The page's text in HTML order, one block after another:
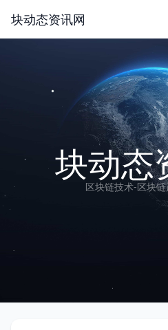
块动态资讯网
块动态
区块链技术-区块